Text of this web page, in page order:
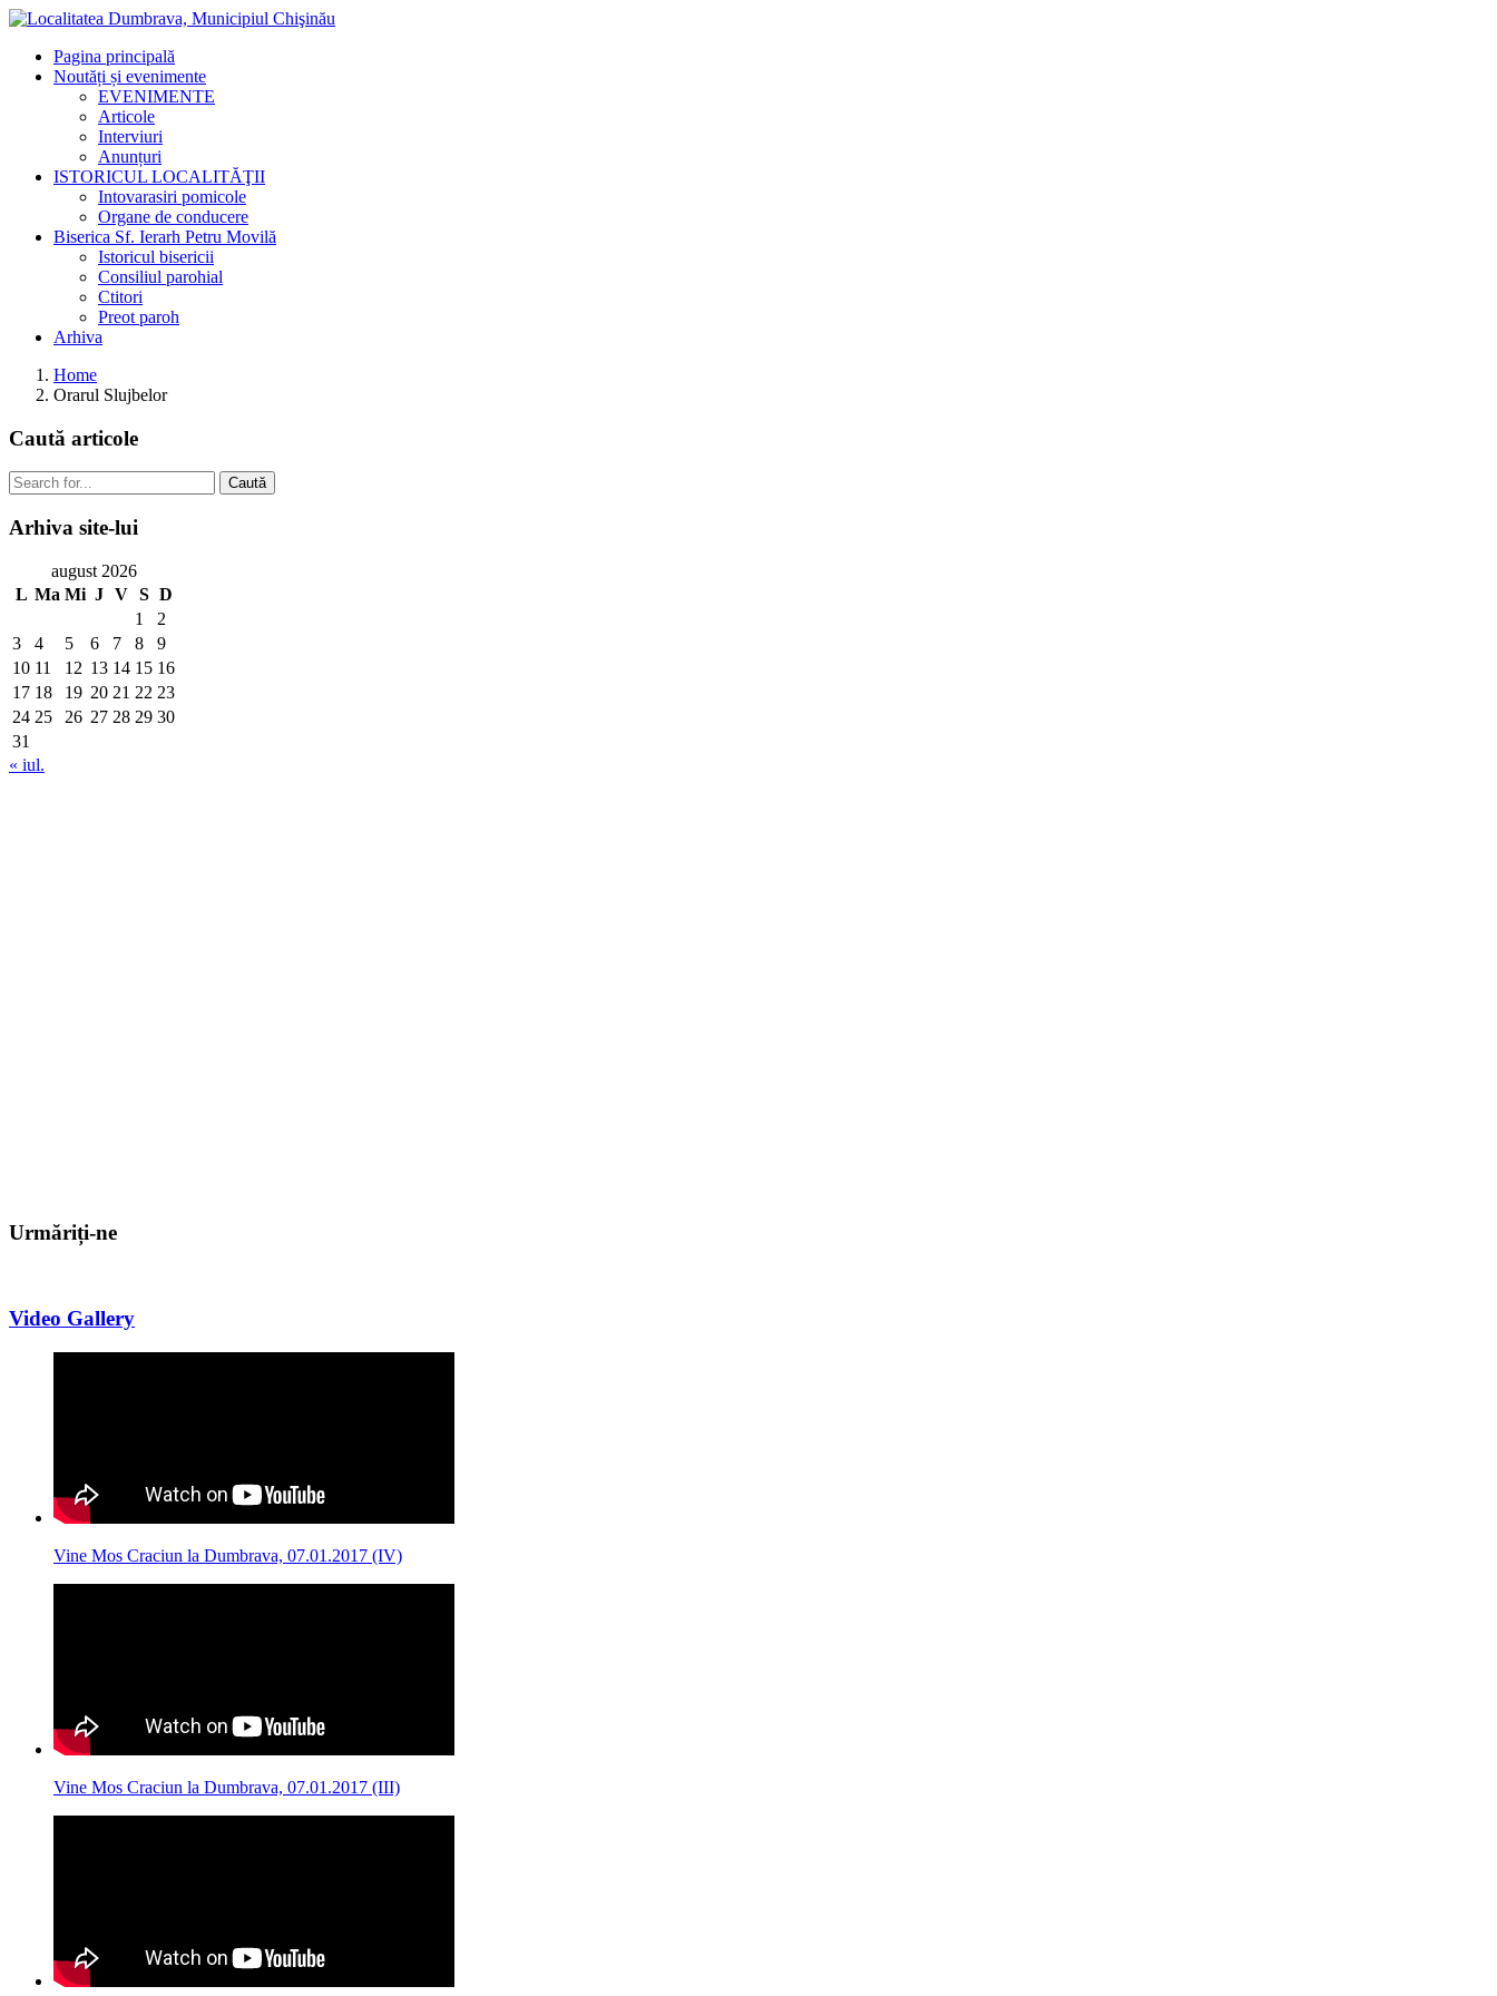
Pagina principală
Noutăți și evenimente
EVENIMENTE
Articole
Interviuri
Anunțuri
ISTORICUL LOCALITĂŢII
Intovarasiri pomicole
Organe de conducere
Biserica Sf. Ierarh Petru Movilă
Istoricul bisericii
Consiliul parohial
Ctitori
Preot paroh
Arhiva
Home
Orarul Slujbelor
Caută articole
Caută
Arhiva site-lui
august 2026
L Ma Mi J V S D
1
2
3
4 5 6 7 8
9
10 11 12 13 14 15 16
17 18 19 20 21 22 23
24 25 26 27 28 29 30
31
« iul.
Urmăriți-ne
Video Gallery
Vine Mos Craciun la Dumbrava, 07.01.2017 (IV)
Vine Mos Craciun la Dumbrava, 07.01.2017 (III)